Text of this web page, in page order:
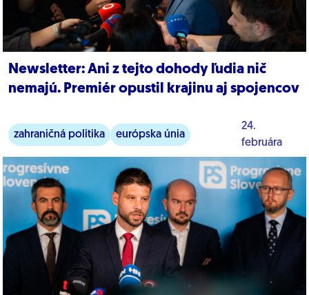
Newsletter: Ani z tejto dohody ľudia nič
nemajú. Premiér opustil krajinu aj spojencov
zahraničná politika
európska únia
ficova vláda
24.
februára